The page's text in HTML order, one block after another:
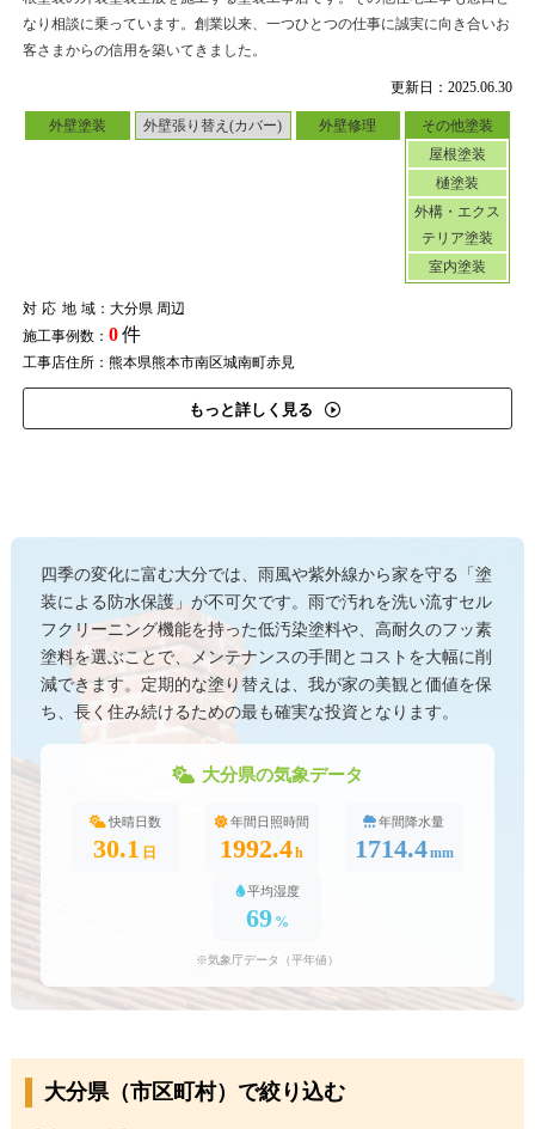
更新日：2025.06.30
外壁塗装 外壁張り替え(カバー) 外壁修理
その他塗装
屋根塗装
樋塗装
外構・エクス
テリア塗装
室内塗装
対応地域：大分県 周辺
施工事例数： 0件
工事店住所：熊本県熊本市南区城南町赤見
もっと詳しく見る
なり相談に乗っています。創業以来、一つひとつの仕事に誠実に向き合いお
客さまからの信用を築いてきました。
四季の変化に富む大分では、雨風や紫外線から家を守る「塗
装による防水保護」が不可欠です。雨で汚れを洗い流すセル
フクリーニング機能を持った低汚染塗料や、高耐久のフッ素
塗料を選ぶことで、メンテナンスの手間とコストを大幅に削
減できます。定期的な塗り替えは、我が家の美観と価値を保
ち、長く住み続けるための最も確実な投資となります。
大分県の気象データ
快晴日数
30.1 日
年間日照時間
1992.4h
年間降水量
1714.4mm
平均湿度
69 %
※気象庁データ（平年値）
大分県（市区町村）で絞り込む